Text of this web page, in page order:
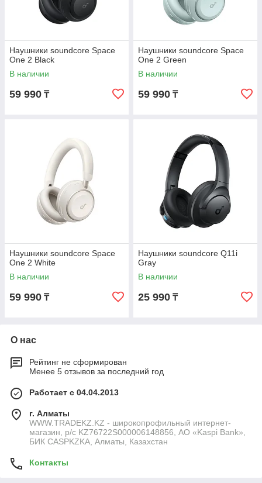
Наушники soundcore Space
One 2 Black
В наличии
59 990 ₸
Наушники soundcore Space
One 2 Green
В наличии
59 990 ₸
Наушники soundcore Space
One 2 White
В наличии
59 990 ₸
Наушники soundcore Q11i
Gray
В наличии
25 990 ₸
О нас
Рейтинг не сформирован
Менее 5 отзывов за последний год
Работает с 04.04.2013
г. Алматы
WWW.TRADEKZ.KZ - широкопрофильный интернет-
магазин, р/с KZ76722S000006148856, АО «Kaspi Bank»,
БИК CASPKZKA, Алматы, Казахстан
Контакты